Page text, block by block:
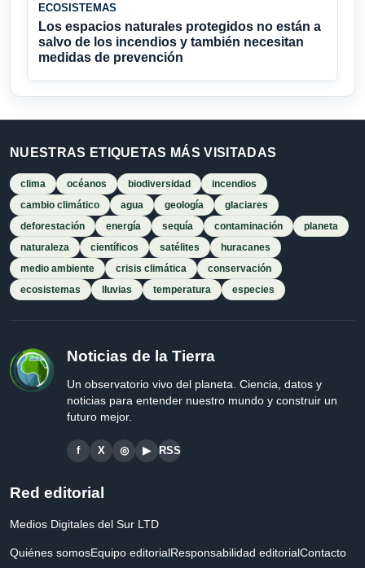
ECOSISTEMAS
Los espacios naturales protegidos no están a
salvo de los incendios y también necesitan
medidas de prevención
NUESTRAS ETIQUETAS MÁS VISITADAS
clima océanos biodiversidad
incendios
cambio climático
agua geología
glaciares
deforestación
energía sequía contaminación
planeta
naturaleza
científicos satélites
huracanes
medio ambiente
crisis climática
conservación
ecosistemas
lluvias temperatura especies
Noticias de la Tierra
Un observatorio vivo del planeta. Ciencia, datos y
noticias para entender nuestro mundo y construir un
futuro mejor.
f X ◎ ▶ RSS
Red editorial
Medios Digitales del Sur LTD
Quiénes somosEquipo editorialResponsabilidad editorialContacto